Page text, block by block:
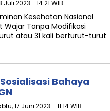
Juli 2023 - 14:21 WIB
Kesehatan Nasional
Tanpa Modifikasi
atau 31 kali berturut-turut
Bahaya
17 Juni 2023 - 11:14 WIB